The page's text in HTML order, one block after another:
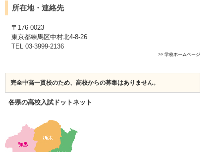
所在地・連絡先
〒176-0023
東京都練馬区中村北4-8-26
TEL 03-3999-2136
>>学校ホームページ
完全中高一貫校のため、高校からの募集はありません。
各県の高校入試ドットネット